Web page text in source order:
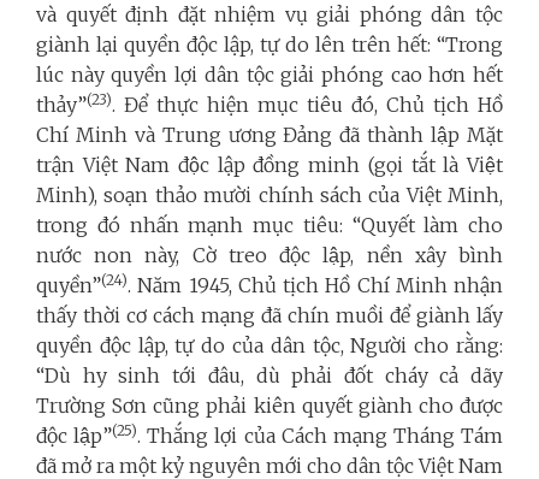
và quyết định đặt nhiệm vụ giải phóng dân tộc
giành lại quyền độc lập, tự do lên trên hết: “Trong
lúc này quyền lợi dân tộc giải phóng cao hơn hết
thảy”(23). Để thực hiện mục tiêu đó, Chủ tịch Hồ
Chí Minh và Trung ương Đảng đã thành lập Mặt
trận Việt Nam độc lập đồng minh (gọi tắt là Việt
Minh), soạn thảo mười chính sách của Việt Minh,
trong đó nhấn mạnh mục tiêu: “Quyết làm cho
nước non này, Cờ treo độc lập, nền xây bình
quyền”(24). Năm 1945, Chủ tịch Hồ Chí Minh nhận
thấy thời cơ cách mạng đã chín muồi để giành lấy
quyền độc lập, tự do của dân tộc, Người cho rằng:
“Dù hy sinh tới đâu, dù phải đốt cháy cả dãy
Trường Sơn cũng phải kiên quyết giành cho được
độc lập”(25). Thắng lợi của Cách mạng Tháng Tám
đã mở ra một kỷ nguyên mới cho dân tộc Việt Nam